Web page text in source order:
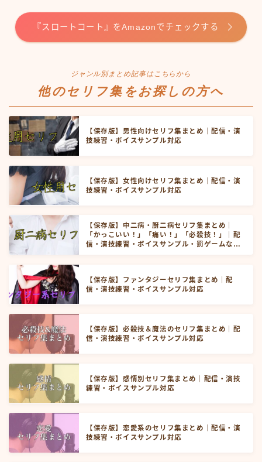
『スロートコート』をAmazonでチェックする
ジャンル別まとめ記事はこちらから
他のセリフ集をお探しの方へ
【保存版】男性向けセリフ集まとめ｜配信・演
技練習・ボイスサンプル対応
【保存版】女性向けセリフ集まとめ｜配信・演
技練習・ボイスサンプル対応
【保存版】中二病・厨二病セリフ集まとめ｜
「かっこいい！」「痛い！」「必殺技！」｜配
信・演技練習・ボイスサンプル・罰ゲームなど
【保存版】ファンタジーセリフ集まとめ｜配
信・演技練習・ボイスサンプル対応
【保存版】必殺技＆魔法のセリフ集まとめ｜配
信・演技練習・ボイスサンプル対応
【保存版】感情別セリフ集まとめ｜配信・演技
練習・ボイスサンプル対応
【保存版】恋愛系のセリフ集まとめ｜配信・演
技練習・ボイスサンプル対応